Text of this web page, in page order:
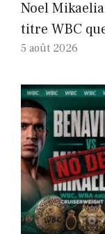
Noel
titre WBC
5 août 2026